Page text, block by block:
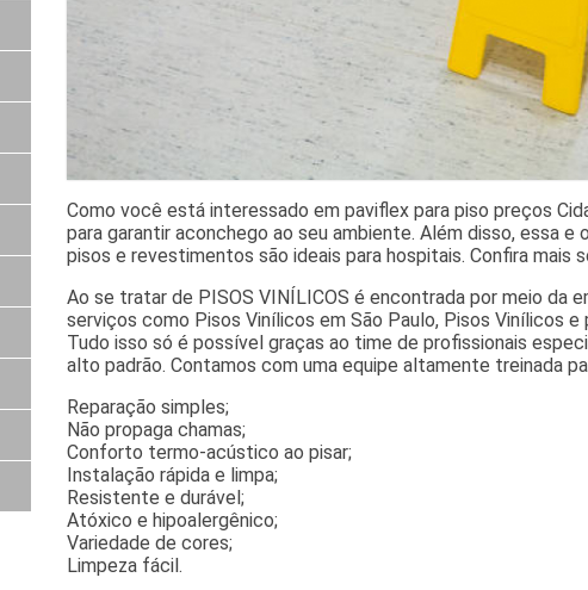
Como você está interessado em paviflex para piso preços
para garantir aconchego ao seu ambiente. Além disso, essa
pisos e revestimentos são ideais para hospitais. Confira mais
Ao se tratar de PISOS VINÍLICOS é encontrada por meio da
serviços como Pisos Vinílicos em São Paulo, Pisos Vinílicos e
Tudo isso só é possível graças ao time de profissionais
alto padrão. Contamos com uma equipe altamente treinada
Reparação simples;
Não propaga chamas;
Conforto termo-acústico ao pisar;
Instalação rápida e limpa;
Resistente e durável;
Atóxico e hipoalergênico;
Variedade de cores;
Limpeza fácil.